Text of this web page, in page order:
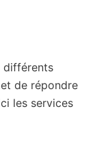
différents
de répondre
les services